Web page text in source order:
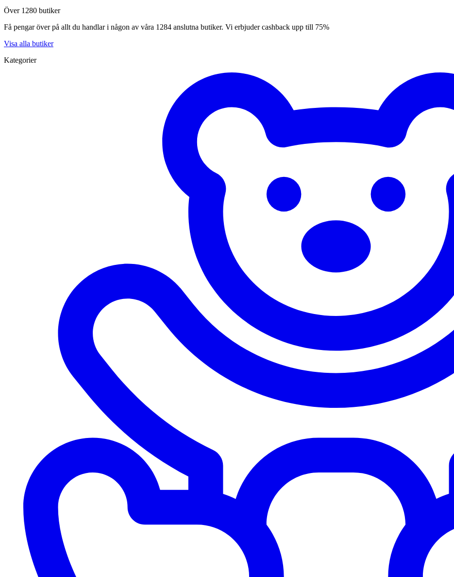
Över 1280 butiker
Få pengar över på allt du handlar i någon av våra 1284 anslutna butiker. Vi erbjuder cashback upp till 75%
Visa alla butiker
Kategorier